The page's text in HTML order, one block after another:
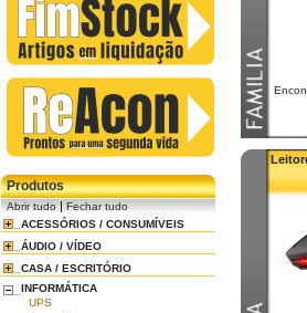
Produtos
Abrir tudo|Fechar tudo
ACESSÓRIOS / CONSUMÍVEIS
ÁUDIO / VÍDEO
CASA / ESCRITÓRIO
INFORMÁTICA
UPS